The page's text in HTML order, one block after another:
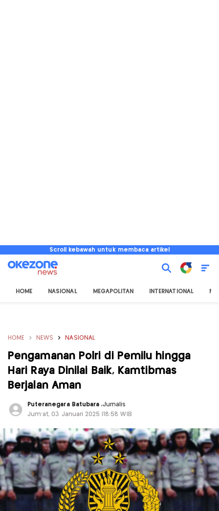
Scroll kebawah untuk membaca artikel
HOME NASIONAL MEGAPOLITAN INTERNATIONAL
HOME NEWS NASIONAL
Pengamanan Polri di Pemilu hingga
Hari Raya Dinilai Baik, Kamtibmas
Berjalan Aman
Puteranegara Batubara,Jurnalis
Jum'at, 03 Januari 2025 |18:58 WIB